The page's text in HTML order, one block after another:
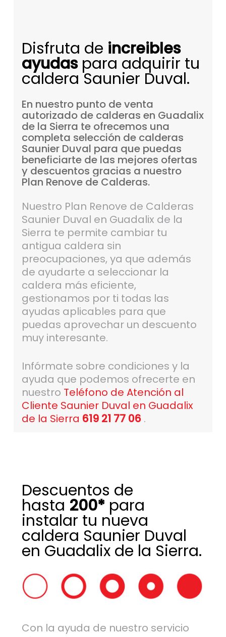
Disfruta de increibles
ayudaspara adquirir tu
caldera Saunier Duval.
En nuestro punto deventa
autorizado de calderas en Guadalix
de la Sierra te ofrecemos una
completa selección de calderas
Saunier Duval para que puedas
beneficiarte de las mejores ofertas
y descuentos gracias a nuestro
Plan Renove de Calderas.
Nuestro Plan Renove de Calderas
Saunier Duval en Guadalix de la
Sierra te permite cambiar tu
antigua caldera sin
preocupaciones, ya que además
de ayudarte a seleccionar la
caldera más eficiente,
gestionamos por ti todas las
ayudas aplicables para que
puedas aprovechar un descuento
muy interesante.
Infórmate sobre condiciones y la
ayuda que podemos ofrecerte en
nuestro Teléfono de Atención al
Cliente Saunier Duval en Guadalix
de la Sierra 619 21 77 06 .
Descuentos de
hasta 200*para
instalar tu nueva
caldera Saunier Duval
en Guadalix de la Sierra.
Con la ayuda de nuestro servicio